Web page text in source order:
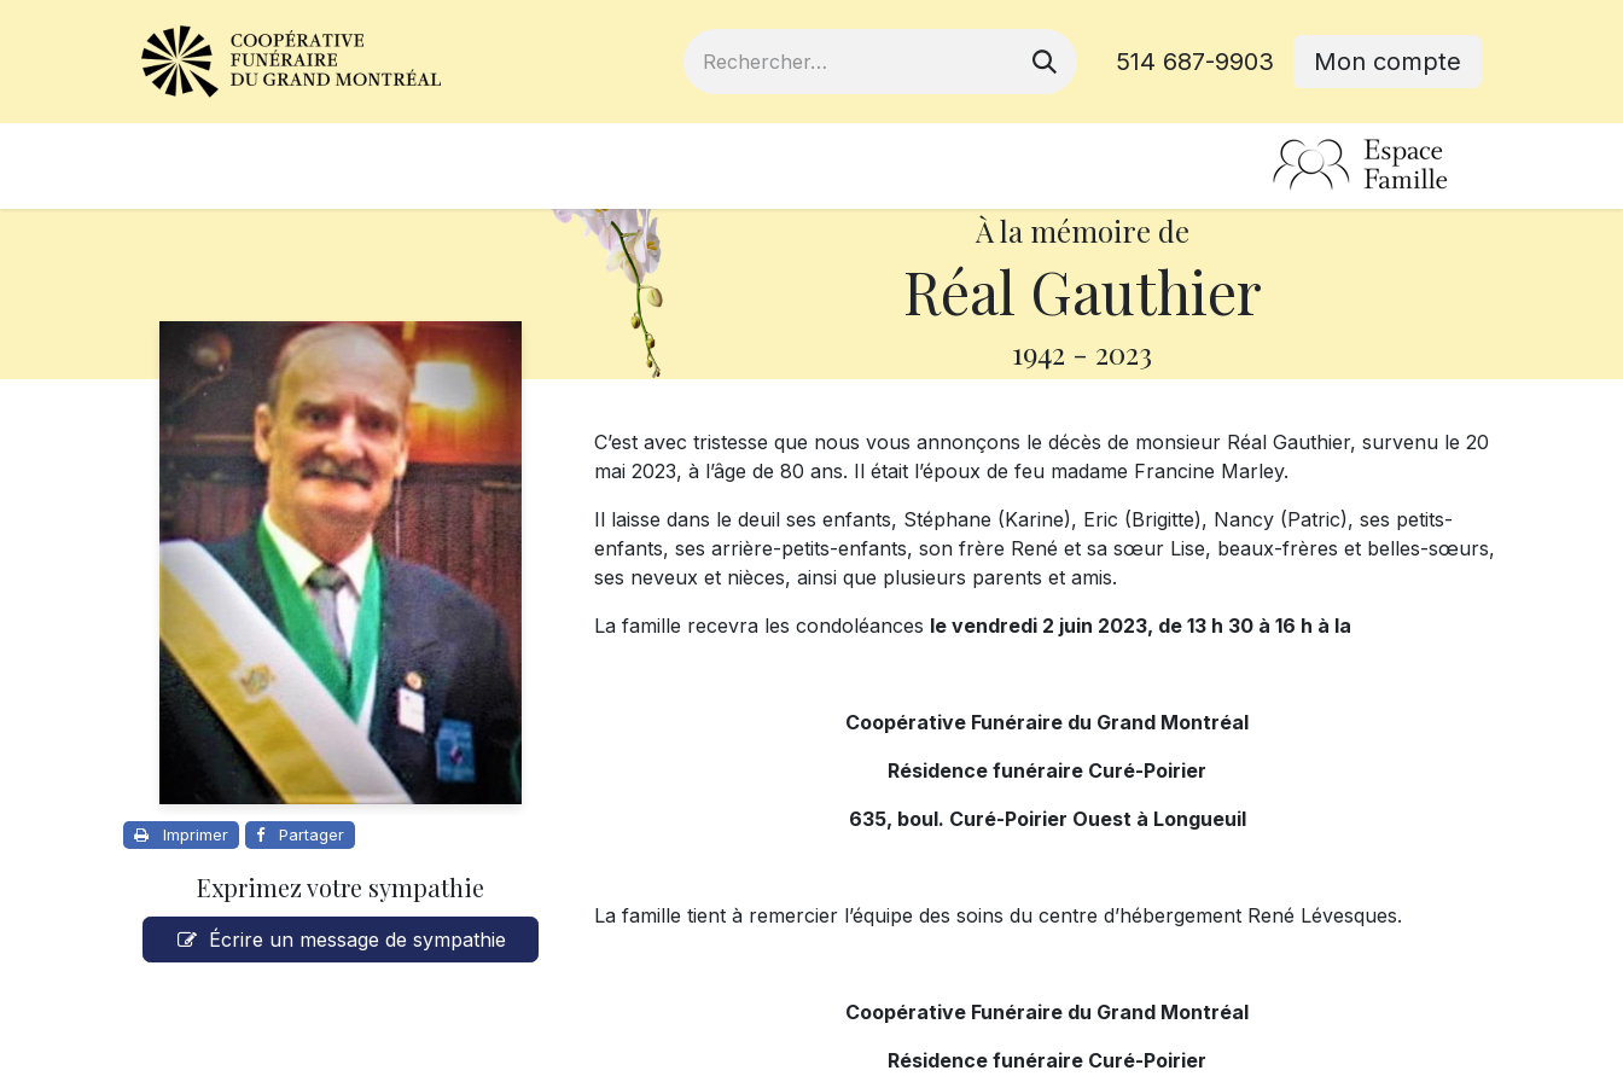
514 687-9903 Mon compte
À la mémoire de
Réal Gauthier
1942 - 2023
Imprimer Partager
Exprimez votre sympathie
Écrire un message de sympathie
C’est avec tristesse que nous vous annonçons le décès de monsieur Réal Gauthier, survenu le 20
mai 2023, à l’âge de 80 ans. Il était l’époux de feu madame Francine Marley.
Il laisse dans le deuil ses enfants, Stéphane (Karine), Eric (Brigitte), Nancy (Patric), ses petits-
enfants, ses arrière-petits-enfants, son frère René et sa sœur Lise, beaux-frères et belles-sœurs,
ses neveux et nièces, ainsi que plusieurs parents et amis.
La famille recevra les condoléances le vendredi 2 juin 2023, de 13 h 30 à 16 h à la
Coopérative Funéraire du Grand Montréal
Résidence funéraire Curé-Poirier
635, boul. Curé-Poirier Ouest à Longueuil
La famille tient à remercier l’équipe des soins du centre d’hébergement René Lévesques.
Coopérative Funéraire du Grand Montréal
Résidence funéraire Curé-Poirier